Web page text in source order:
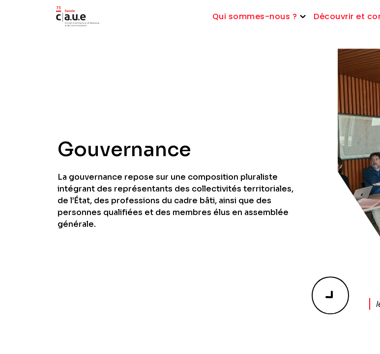
Qui sommes-nous ? Découvrir et
Gouvernance
La gouvernance repose sur une composition pluraliste
intégrant des représentants des collectivités territoriales,
de l’État, des professions du cadre bâti, ainsi que des
personnes qualifiées et des membres élus en assemblée
générale.